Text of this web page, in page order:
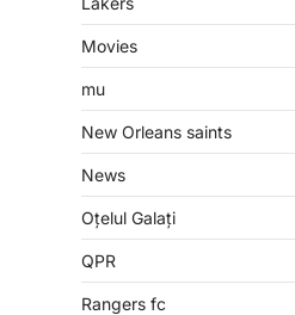
Movies
mu
New Orleans saints
News
Oțelul Galați
QPR
Rangers fc